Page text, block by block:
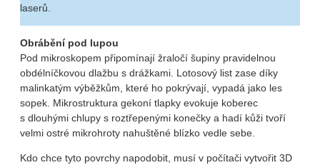
laserů.
Obrábění pod lupou
Pod mikroskopem připomínají žraločí šupiny pravidelnou
obdélníčkovou dlažbu s drážkami. Lotosový list zase díky
malinkatým výběžkům, které ho pokrývají, vypadá jako les
sopek. Mikrostruktura gekoní tlapky evokuje koberec
s dlouhými chlupy s roztřepenými konečky a hadí kůži tvoří
velmi ostré mikrohroty nahuštěné blízko vedle sebe.
Kdo chce tyto povrchy napodobit, musí v počítači vytvořit 3D